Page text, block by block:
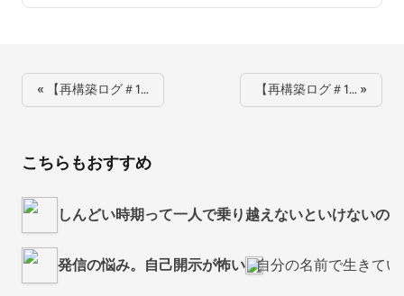
« 【再構築ログ＃1… 【再構築ログ＃1… »
こちらもおすすめ
しんどい時期って一人で乗り越えないといけないの
発信の悩み。自己開示が怖い 自分の名前で生きて